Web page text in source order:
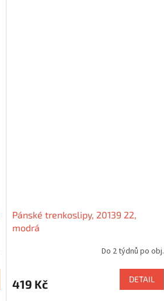
Pánské trenkoslipy, 20139 22,
modrá
Do 2 týdnů po obj.
419 Kč DETAIL